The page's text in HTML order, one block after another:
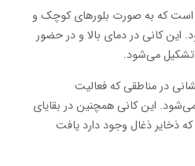
که به صورت بلورهای کوچک و
کانی در دمای بالا و در حضور
تشکیل می‌شود.
در مناطقی که فعالیت
این کانی همچنین در بقایای
ذخایر ذغال وجود دارد یافت